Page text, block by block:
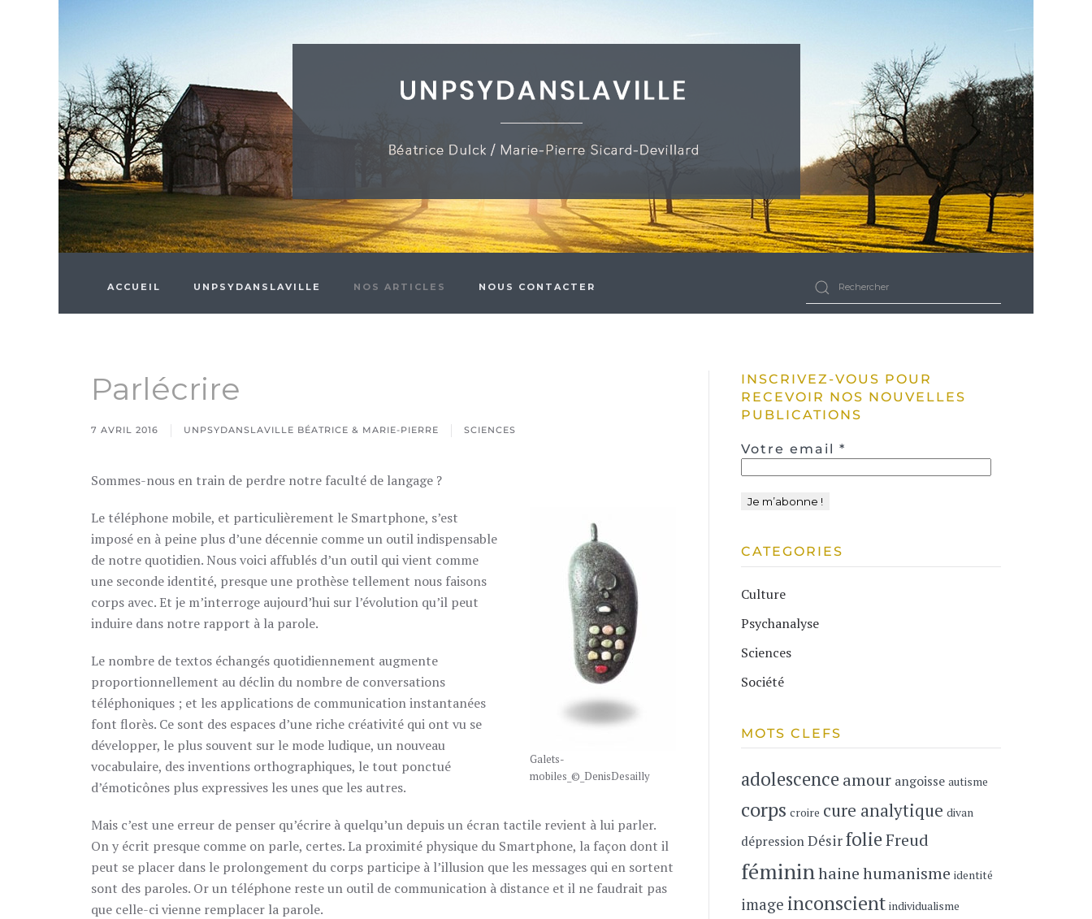
ACCUEIL UNPSYDANSLAVILLE NOS ARTICLES NOUS CONTACTER
Parlécrire
7 AVRIL 2016 UNPSYDANSLAVILLE BÉATRICE & MARIE-PIERRE SCIENCES
Sommes-nous en train de perdre notre faculté de langage ?
Galets-
mobiles_©_DenisDesailly
Le téléphone mobile, et particulièrement le Smartphone, s’est
imposé en à peine plus d’une décennie comme un outil indispensable
de notre quotidien. Nous voici affublés d’un outil qui vient comme
une seconde identité, presque une prothèse tellement nous faisons
corps avec. Et je m’interroge aujourd’hui sur l’évolution qu’il peut
induire dans notre rapport à la parole.
Le nombre de textos échangés quotidiennement augmente
proportionnellement au déclin du nombre de conversations
téléphoniques ; et les applications de communication instantanées
font florès. Ce sont des espaces d’une riche créativité qui ont vu se
développer, le plus souvent sur le mode ludique, un nouveau
vocabulaire, des inventions orthographiques, le tout ponctué
d’émoticônes plus expressives les unes que les autres.
Mais c’est une erreur de penser qu’écrire à quelqu’un depuis un écran tactile revient à lui parler.
On y écrit presque comme on parle, certes. La proximité physique du Smartphone, la façon dont il
peut se placer dans le prolongement du corps participe à l’illusion que les messages qui en sortent
sont des paroles. Or un téléphone reste un outil de communication à distance et il ne faudrait pas
que celle-ci vienne remplacer la parole.
INSCRIVEZ-VOUS POUR
RECEVOIR NOS NOUVELLES
PUBLICATIONS
Votre email*
CATEGORIES
Culture
Psychanalyse
Sciences
Société
MOTS CLEFS
adolescenceamour angoisse autisme
corps croire cure analytique divan
dépressionDésirfolieFreud
fémininhainehumanisme identité
image inconscient individualisme